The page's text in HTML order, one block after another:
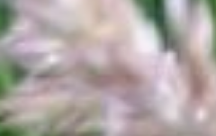
мискантус китайский,
называют камышом, а также
цветковый и мискантус
часть сортов этого
продольную полосу или
цвета. При правильном
вырастают до 2-2,5 м.
требовательно растение к